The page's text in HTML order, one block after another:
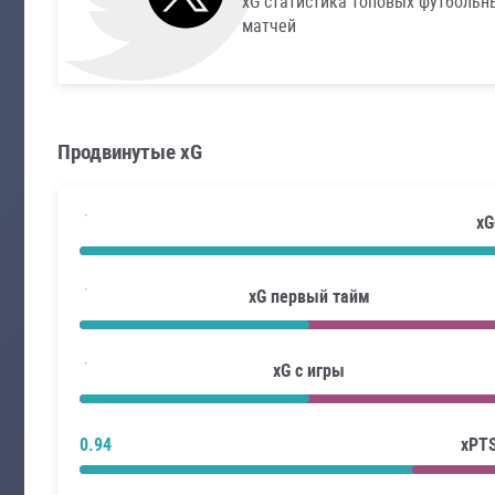
матчей
Продвинутые xG
xG первый тайм
xG с игры
0.94